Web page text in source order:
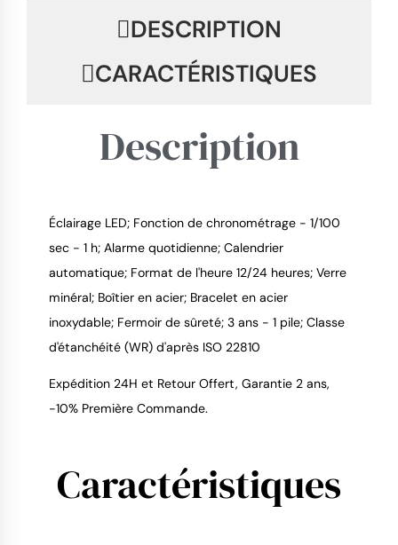
DESCRIPTION
CARACTÉRISTIQUES
Description
Éclairage LED; Fonction de chronométrage - 1/100
sec - 1 h; Alarme quotidienne; Calendrier
automatique; Format de l'heure 12/24 heures; Verre
minéral; Boîtier en acier; Bracelet en acier
inoxydable; Fermoir de sûreté; 3 ans - 1 pile; Classe
d'étanchéité (WR) d'après ISO 22810
Expédition 24H et Retour Offert, Garantie 2 ans,
-10% Première Commande.
Caractéristiques